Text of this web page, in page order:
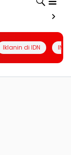
Iklanin di IDN